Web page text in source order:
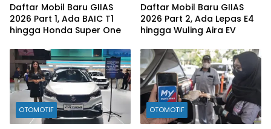
Daftar Mobil Baru GIIAS
2026 Part 1, Ada BAIC T1
hingga Honda Super One
Daftar Mobil Baru GIIAS
2026 Part 2, Ada Lepas E4
hingga Wuling Aira EV
OTOMOTIF OTOMOTIF